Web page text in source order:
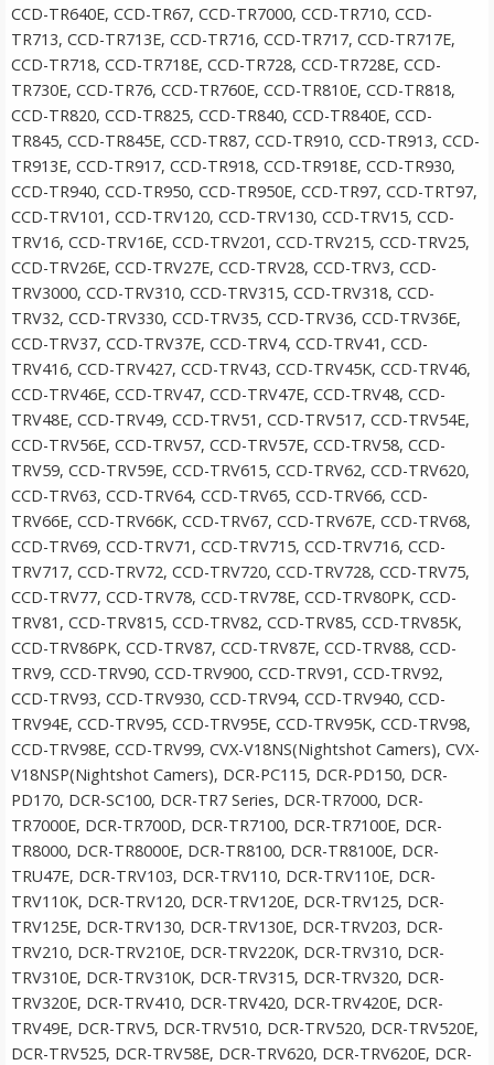
LÄGG I VARUKORG
Jupio Laddplatta för Sony FW50
★★★★★
79 kr
LÄGG I VARUKORG
Puluz Studiostativ 1.6 meter för Vlogg
★★★★★
179 kr
LÄGG I VARUKORG
CCD-TR640E, CCD-TR67, CCD-TR7000, CCD-TR710, CCD-
TR713, CCD-TR713E, CCD-TR716, CCD-TR717, CCD-TR717E,
CCD-TR718, CCD-TR718E, CCD-TR728, CCD-TR728E, CCD-
TR730E, CCD-TR76, CCD-TR760E, CCD-TR810E, CCD-TR818,
CCD-TR820, CCD-TR825, CCD-TR840, CCD-TR840E, CCD-
TR845, CCD-TR845E, CCD-TR87, CCD-TR910, CCD-TR913, CCD-
TR913E, CCD-TR917, CCD-TR918, CCD-TR918E, CCD-TR930,
CCD-TR940, CCD-TR950, CCD-TR950E, CCD-TR97, CCD-TRT97,
CCD-TRV101, CCD-TRV120, CCD-TRV130, CCD-TRV15, CCD-
TRV16, CCD-TRV16E, CCD-TRV201, CCD-TRV215, CCD-TRV25,
CCD-TRV26E, CCD-TRV27E, CCD-TRV28, CCD-TRV3, CCD-
TRV3000, CCD-TRV310, CCD-TRV315, CCD-TRV318, CCD-
TRV32, CCD-TRV330, CCD-TRV35, CCD-TRV36, CCD-TRV36E,
CCD-TRV37, CCD-TRV37E, CCD-TRV4, CCD-TRV41, CCD-
TRV416, CCD-TRV427, CCD-TRV43, CCD-TRV45K, CCD-TRV46,
CCD-TRV46E, CCD-TRV47, CCD-TRV47E, CCD-TRV48, CCD-
TRV48E, CCD-TRV49, CCD-TRV51, CCD-TRV517, CCD-TRV54E,
CCD-TRV56E, CCD-TRV57, CCD-TRV57E, CCD-TRV58, CCD-
TRV59, CCD-TRV59E, CCD-TRV615, CCD-TRV62, CCD-TRV620,
CCD-TRV63, CCD-TRV64, CCD-TRV65, CCD-TRV66, CCD-
TRV66E, CCD-TRV66K, CCD-TRV67, CCD-TRV67E, CCD-TRV68,
CCD-TRV69, CCD-TRV71, CCD-TRV715, CCD-TRV716, CCD-
TRV717, CCD-TRV72, CCD-TRV720, CCD-TRV728, CCD-TRV75,
CCD-TRV77, CCD-TRV78, CCD-TRV78E, CCD-TRV80PK, CCD-
TRV81, CCD-TRV815, CCD-TRV82, CCD-TRV85, CCD-TRV85K,
CCD-TRV86PK, CCD-TRV87, CCD-TRV87E, CCD-TRV88, CCD-
TRV9, CCD-TRV90, CCD-TRV900, CCD-TRV91, CCD-TRV92,
CCD-TRV93, CCD-TRV930, CCD-TRV94, CCD-TRV940, CCD-
TRV94E, CCD-TRV95, CCD-TRV95E, CCD-TRV95K, CCD-TRV98,
CCD-TRV98E, CCD-TRV99, CVX-V18NS(Nightshot Camers), CVX-
V18NSP(Nightshot Camers), DCR-PC115, DCR-PD150, DCR-
PD170, DCR-SC100, DCR-TR7 Series, DCR-TR7000, DCR-
TR7000E, DCR-TR700D, DCR-TR7100, DCR-TR7100E, DCR-
TR8000, DCR-TR8000E, DCR-TR8100, DCR-TR8100E, DCR-
TRU47E, DCR-TRV103, DCR-TRV110, DCR-TRV110E, DCR-
TRV110K, DCR-TRV120, DCR-TRV120E, DCR-TRV125, DCR-
TRV125E, DCR-TRV130, DCR-TRV130E, DCR-TRV203, DCR-
TRV210, DCR-TRV210E, DCR-TRV220K, DCR-TRV310, DCR-
TRV310E, DCR-TRV310K, DCR-TRV315, DCR-TRV320, DCR-
TRV320E, DCR-TRV410, DCR-TRV420, DCR-TRV420E, DCR-
TRV49E, DCR-TRV5, DCR-TRV510, DCR-TRV520, DCR-TRV520E,
DCR-TRV525, DCR-TRV58E, DCR-TRV620, DCR-TRV620E, DCR-